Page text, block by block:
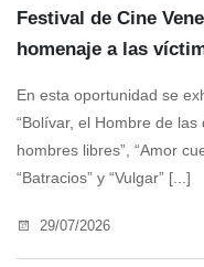
Festival de Cine
homenaje a las
En esta oportunidad se
“Bolívar, el Hombre de las
hombres libres”, “Amor
“Batracios” y “Vulgar” [...]
29/07/2026